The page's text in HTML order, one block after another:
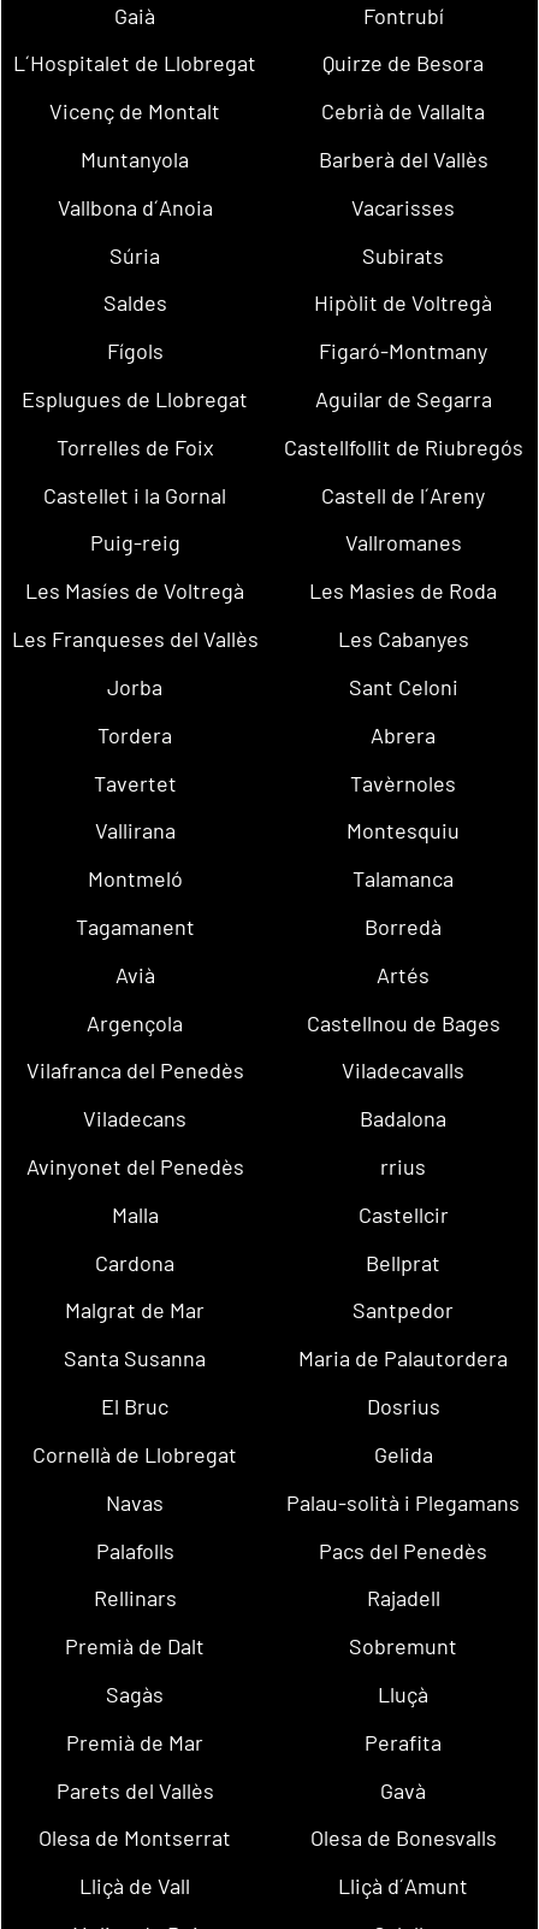
Gaià
Fontrubí
L´Hospitalet de Llobregat
Quirze de Besora
Vicenç de Montalt
Cebrià de Vallalta
Muntanyola
Barberà del Vallès
Vallbona d´Anoia
Vacarisses
Súria
Subirats
Saldes
Hipòlit de Voltregà
Fígols
Figaró-Montmany
Esplugues de Llobregat
Aguilar de Segarra
Torrelles de Foix
Castellfollit de Riubregós
Castellet i la Gornal
Castell de l´Areny
Puig-reig
Vallromanes
Les Masíes de Voltregà
Les Masies de Roda
Les Franqueses del Vallès
Les Cabanyes
Jorba
Sant Celoni
Tordera
Abrera
Tavertet
Tavèrnoles
Vallirana
Montesquiu
Montmeló
Talamanca
Tagamanent
Borredà
Avià
Artés
Argençola
Castellnou de Bages
Vilafranca del Penedès
Viladecavalls
Viladecans
Badalona
Avinyonet del Penedès
rrius
Malla
Castellcir
Cardona
Bellprat
Malgrat de Mar
Santpedor
Santa Susanna
Maria de Palautordera
El Bruc
Dosrius
Cornellà de Llobregat
Gelida
Navas
Palau-solità i Plegamans
Palafolls
Pacs del Penedès
Rellinars
Rajadell
Premià de Dalt
Sobremunt
Sagàs
Lluçà
Premià de Mar
Perafita
Parets del Vallès
Gavà
Olesa de Montserrat
Olesa de Bonesvalls
Lliçà de Vall
Lliçà d´Amunt